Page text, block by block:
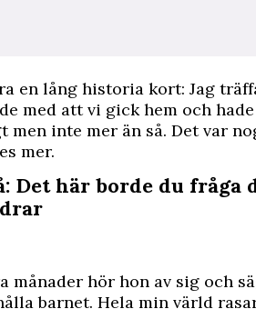
en lång historia kort: Jag
med att vi gick hem och
men inte mer än så. Det var
mer.
Det här borde du fråga
månader hör hon av sig och
barnet. Hela min värld